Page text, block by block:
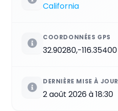
California
COORDONNÉES GPS
32.90280,-116.35400
DERNIÈRE MISE À JOUR
2 août 2026 à 18:30